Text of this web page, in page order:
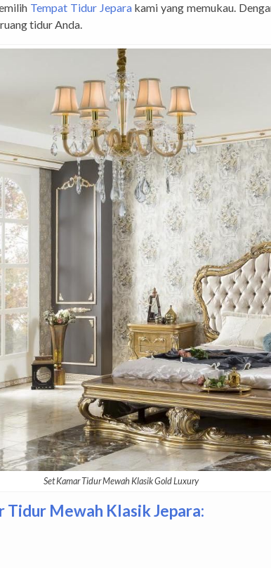
Tempat Tidur Jeparakami yang memukau.
tidur Anda.
Set Kamar Tidur Mewah Klasik Gold Luxury
Mewah Klasik Jepara: